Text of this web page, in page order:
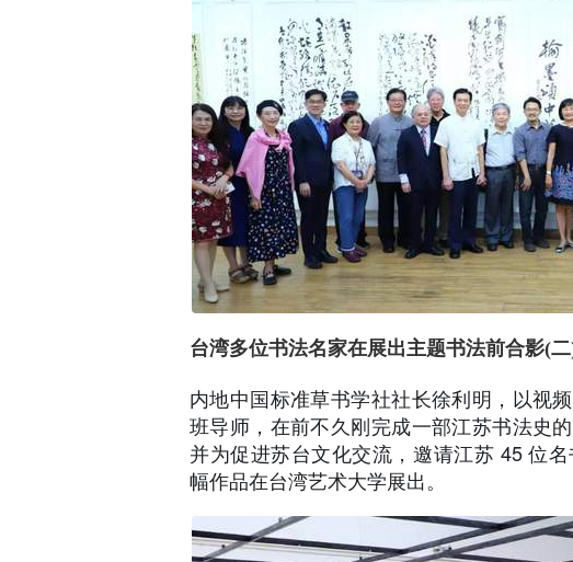
台湾多位书法名家在展出主题书法前合影(
内地中国标准草书学社社长徐利明，以视
班导师，在前不久刚完成一部江苏书法史
并为促进苏台文化交流，邀请江苏 45 位
幅作品在台湾艺术大学展出。